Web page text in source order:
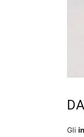
Gli